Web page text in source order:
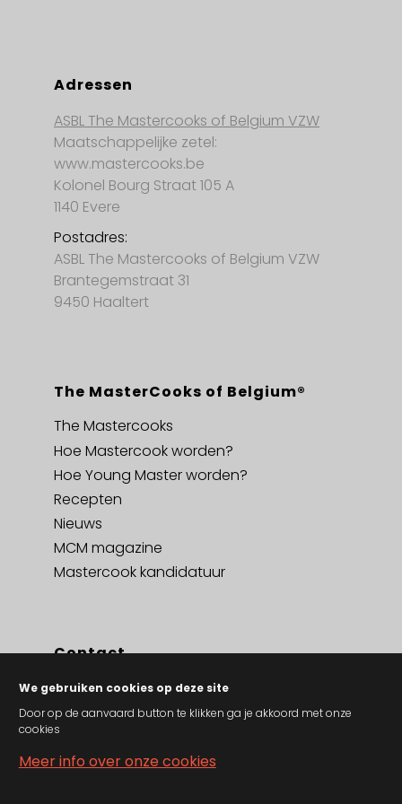
Adressen
ASBL The Mastercooks of Belgium VZW
Maatschappelijke zetel:
www.mastercooks.be
Kolonel Bourg Straat 105 A
1140 Evere
Postadres:
ASBL The Mastercooks of Belgium VZW
Brantegemstraat 31
9450 Haaltert
The MasterCooks of Belgium®
The Mastercooks
Hoe Mastercook worden?
Hoe Young Master worden?
Recepten
Nieuws
MCM magazine
Mastercook kandidatuur
Contact
Contact
Privacy policy en cookies
Algemene verkoopsvoorwaarden
We gebruiken cookies op deze site
Door op de aanvaard button te klikken ga je akkoord met onze
cookies
Meer info over onze cookies